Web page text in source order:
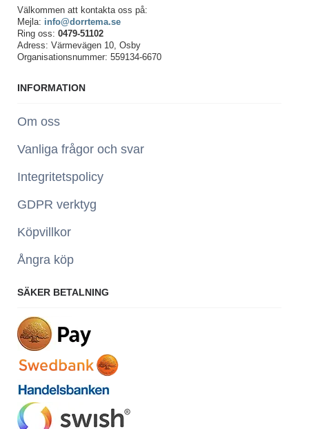
Välkommen att kontakta oss på:
Mejla: info@dorrtema.se
Ring oss: 0479-51102
Adress: Värmevägen 10, Osby
Organisationsnummer: 559134-6670
INFORMATION
Om oss
Vanliga frågor och svar
Integritetspolicy
GDPR verktyg
Köpvillkor
Ångra köp
SÄKER BETALNING